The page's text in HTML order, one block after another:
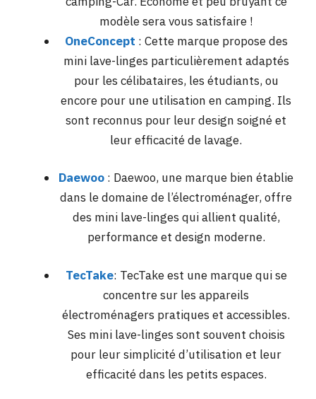
modèle sera vous satisfaire !
OneConcept : Cette marque propose des
mini lave-linges particulièrement adaptés
pour les célibataires, les étudiants, ou
encore pour une utilisation en camping. Ils
sont reconnus pour leur design soigné et
leur efficacité de lavage​.
Daewoo : Daewoo, une marque bien établie
dans le domaine de l’électroménager, offre
des mini lave-linges qui allient qualité,
performance et design moderne.
TecTake: TecTake est une marque qui se
concentre sur les appareils
électroménagers pratiques et accessibles.
Ses mini lave-linges sont souvent choisis
pour leur simplicité d’utilisation et leur
efficacité dans les petits espaces.